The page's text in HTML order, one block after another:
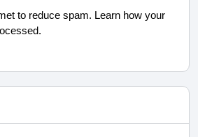
to reduce spam. Learn how your